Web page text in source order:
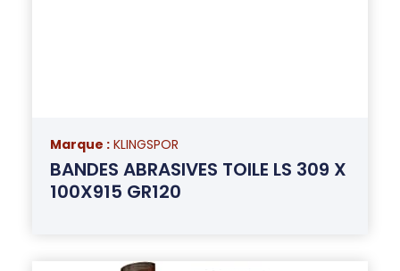
Marque : KLINGSPOR
BANDES ABRASIVES TOILE LS 309 X
100X915 GR120